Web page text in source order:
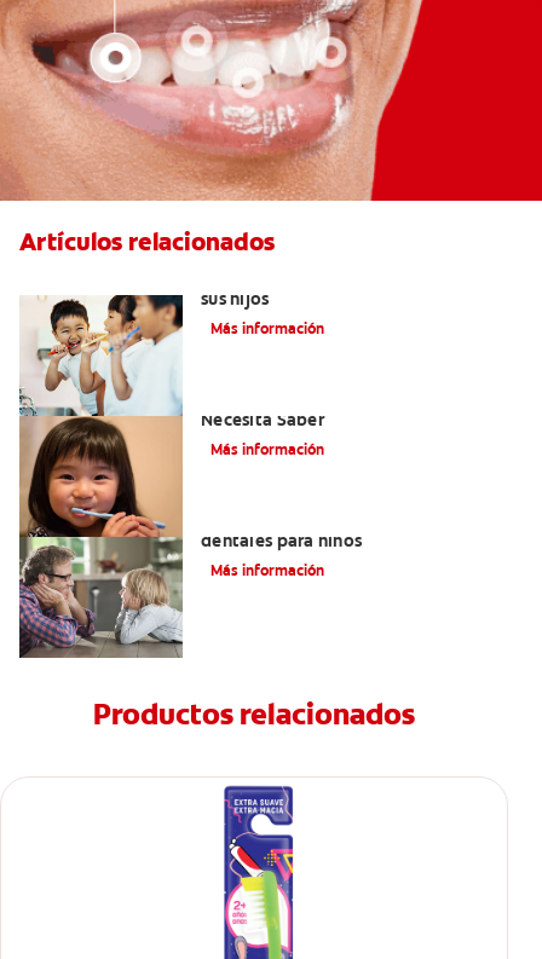
Artículos relacionados
sus hijos
Más información
Necesita Saber
Más información
dentales para niños
Más información
Productos relacionados